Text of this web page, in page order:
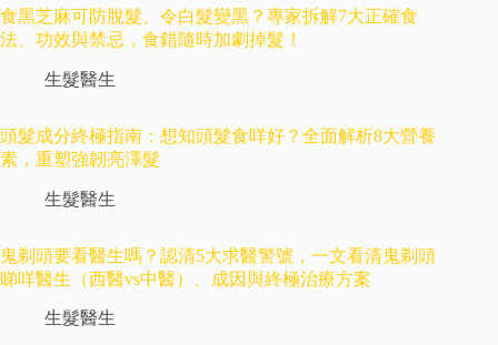
食黑芝麻可防脫髮、令白髮變黑？專家拆解7大正確食
法、功效與禁忌，食錯隨時加劇掉髮！
生髮醫生
頭髮成分終極指南：想知頭髮食咩好？全面解析8大營養
素，重塑強韌亮澤髮
生髮醫生
鬼剃頭要看醫生嗎？認清5大求醫警號，一文看清鬼剃頭
睇咩醫生（西醫vs中醫）、成因與終極治療方案
生髮醫生